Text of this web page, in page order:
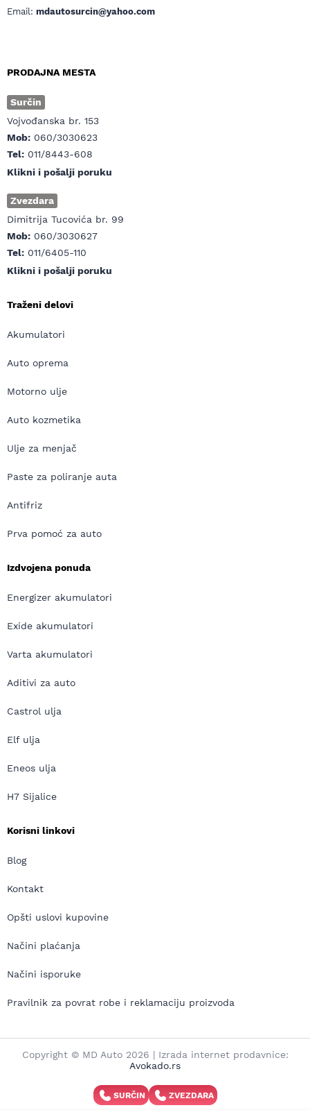
Email: mdautosurcin@yahoo.com
PRODAJNA MESTA
Surčin
Vojvođanska br. 153
Mob: 060/3030623
Tel: 011/8443-608
Klikni i pošalji poruku
Zvezdara
Dimitrija Tucovića br. 99
Mob: 060/3030627
Tel: 011/6405-110
Klikni i pošalji poruku
Traženi delovi
Akumulatori
Auto oprema
Motorno ulje
Auto kozmetika
Ulje za menjač
Paste za poliranje auta
Antifriz
Prva pomoć za auto
Izdvojena ponuda
Energizer akumulatori
Exide akumulatori
Varta akumulatori
Aditivi za auto
Castrol ulja
Elf ulja
Eneos ulja
H7 Sijalice
Korisni linkovi
Blog
Kontakt
Opšti uslovi kupovine
Načini plaćanja
Načini isporuke
Pravilnik za povrat robe i reklamaciju proizvoda
Copyright © MD Auto 2026 | Izrada internet prodavnice:
Avokado.rs
SURČIN ZVEZDARA